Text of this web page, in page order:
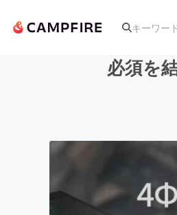
テクノ
必須を